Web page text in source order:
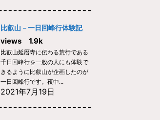
比叡山－一日回峰行体験記
views 1.9k
比叡山延暦寺に伝わる荒行である
千日回峰行を一般の人にも体験で
きるように比叡山が企画したのが
一日回峰行です。夜中...
2021年7月19日